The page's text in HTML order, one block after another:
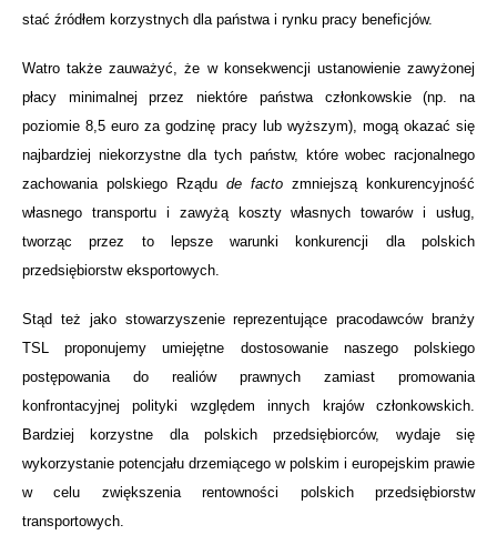
stać źródłem korzystnych dla państwa i rynku pracy beneficjów.
Watro także zauważyć, że w konsekwencji ustanowienie zawyżonej
płacy minimalnej przez niektóre państwa członkowskie (np. na
poziomie 8,5 euro za godzinę pracy lub wyższym), mogą okazać się
najbardziej niekorzystne dla tych państw, które wobec racjonalnego
zachowania polskiego Rządu de facto zmniejszą konkurencyjność
własnego transportu i zawyżą koszty własnych towarów i usług,
tworząc przez to lepsze warunki konkurencji dla polskich
przedsiębiorstw eksportowych.
Stąd też jako stowarzyszenie reprezentujące pracodawców branży
TSL proponujemy umiejętne dostosowanie naszego polskiego
postępowania do realiów prawnych zamiast promowania
konfrontacyjnej polityki względem innych krajów członkowskich.
Bardziej korzystne dla polskich przedsiębiorców, wydaje się
wykorzystanie potencjału drzemiącego w polskim i europejskim prawie
w celu zwiększenia rentowności polskich przedsiębiorstw
transportowych.